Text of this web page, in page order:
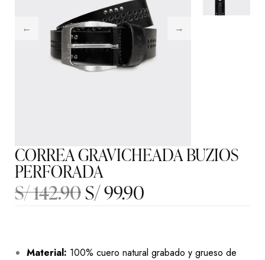
CORREA GRAVICHEADA BUZIOS
PERFORADA
S/142.90S/99.90
Material: 100% cuero natural grabado y grueso de